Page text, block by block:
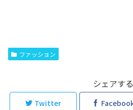
ファッション
シェアする
Twitter